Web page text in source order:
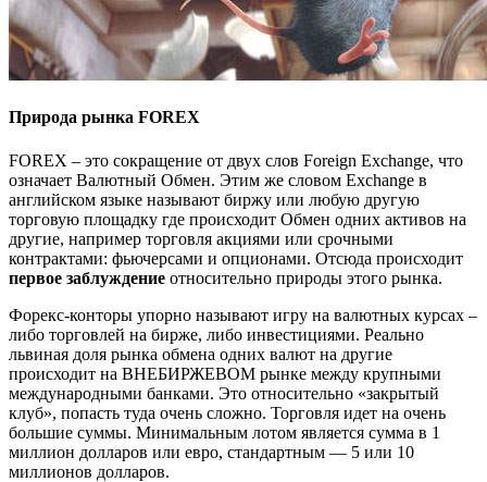
Природа рынка FOREX
FOREX – это сокращение от двух слов Foreign Exchange, что
означает Валютный Обмен. Этим же словом Exchange в
английском языке называют биржу или любую другую
торговую площадку где происходит Обмен одних активов на
другие, например торговля акциями или срочными
контрактами: фьючерсами и опционами. Отсюда происходит
первое заблуждение относительно природы этого рынка.
Форекс-конторы упорно называют игру на валютных курсах –
либо торговлей на бирже, либо инвестициями. Реально
львиная доля рынка обмена одних валют на другие
происходит на ВНЕБИРЖЕВОМ рынке между крупными
международными банками. Это относительно «закрытый
клуб», попасть туда очень сложно. Торговля идет на очень
большие суммы. Минимальным лотом является сумма в 1
миллион долларов или евро, стандартным — 5 или 10
миллионов долларов.